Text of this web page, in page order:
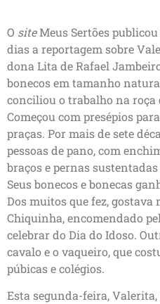
O siteMeus Sertões
dias a reportagem sobre
dona Lita de Rafael
bonecos em tamanho
conciliou o trabalho na roça
Começou com presépios
praças. Por mais de sete
pessoas de pano, com
braços e pernas
Seus bonecos e bonecas
Dos muitos que fez, gostava
Chiquinha, encomendado
celebrar do Dia do Idoso.
cavalo e o vaqueiro, que
púbicas e colégios.
Esta segunda-feira,